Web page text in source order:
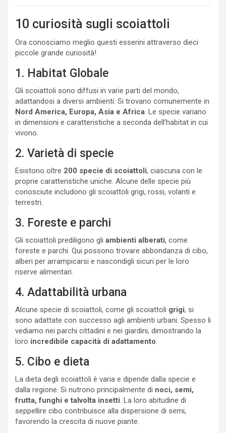
10 curiosità sugli scoiattoli
Ora conosciamo meglio questi esserini attraverso dieci
piccole grande curiosità!
1. Habitat Globale
Gli scoiattoli sono diffusi in varie parti del mondo,
adattandosi a diversi ambienti. Si trovano comunemente in
Nord America, Europa, Asia e Africa. Le specie variano
in dimensioni e caratteristiche a seconda dell’habitat in cui
vivono.
2. Varietà di specie
Esistono oltre 200 specie di scoiattoli, ciascuna con le
proprie caratteristiche uniche. Alcune delle specie più
conosciute includono gli scoiattoli grigi, rossi, volanti e
terrestri.
3. Foreste e parchi
Gli scoiattoli prediligono gli ambienti alberati, come
foreste e parchi. Qui possono trovare abbondanza di cibo,
alberi per arrampicarsi e nascondigli sicuri per le loro
riserve alimentari.
4. Adattabilità urbana
Alcune specie di scoiattoli, come gli scoiattoli grigi, si
sono adattate con successo agli ambienti urbani. Spesso li
vediamo nei parchi cittadini e nei giardini, dimostrando la
loro incredibile capacità di adattamento.
5. Cibo e dieta
La dieta degli scoiattoli è varia e dipende dalla specie e
dalla regione. Si nutrono principalmente di noci, semi,
frutta, funghi e talvolta insetti. La loro abitudine di
seppellire cibo contribuisce alla dispersione di semi,
favorendo la crescita di nuove piante.